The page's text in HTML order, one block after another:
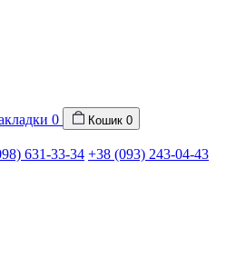
0 Кошик 0
631-33-34 +38 (093) 243-04-43